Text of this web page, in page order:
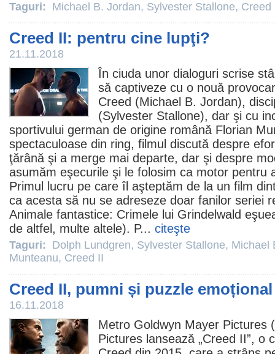
Taguri: Michael B. Jordan, Sylvester Stallone,
Creed II: pentru cine lupţi?
21.11.2018
În ciuda unor dialoguri scrise
să captiveze cu o nouă
Creed (Michael B. Jordan),
(Sylvester Stallone), dar şi cu
sportivului german de origine română Florian
spectaculoase din ring, filmul discută despre
ţărână şi a merge mai departe, dar şi despre
asumăm eşecurile şi le folosim ca motor pentru
Primul lucru pe care îl aşteptăm de la un film
ca acesta să nu se adreseze doar fanilor seriei
Animale fantastice: Crimele lui Grindelwald
de altfel, multe altele). P... citeşte
Taguri: Dolph Lundgren, Sylvester Stallone, Michael
Munteanu, Creed II
Creed II, pumni și puzzle emoțional
16.11.2018
Metro Goldwyn Mayer Pictures
Pictures lansează „Creed II”, o